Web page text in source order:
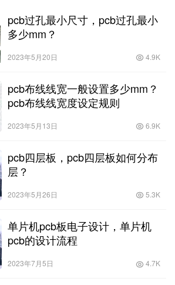
pcb过孔最小尺寸，pcb过孔最小
多少mm？
2023年5月20日 4.9K
pcb布线线宽一般设置多少mm？
pcb布线线宽度设定规则
2023年5月13日 6.9K
pcb四层板，pcb四层板如何分布
层？
2023年5月26日 5.3K
单片机pcb板电子设计，单片机
pcb的设计流程
2023年7月5日 4.7K